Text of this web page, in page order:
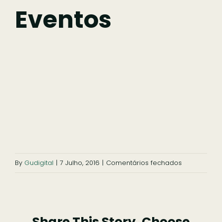
Eventos
By Gudigital | 7 Julho, 2016 | Comentários fechados